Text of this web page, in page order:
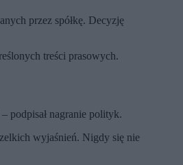
przez spółkę. Decyzję
treści prasowych.
podpisał nagranie polityk.
wyjaśnień. Nigdy się nie